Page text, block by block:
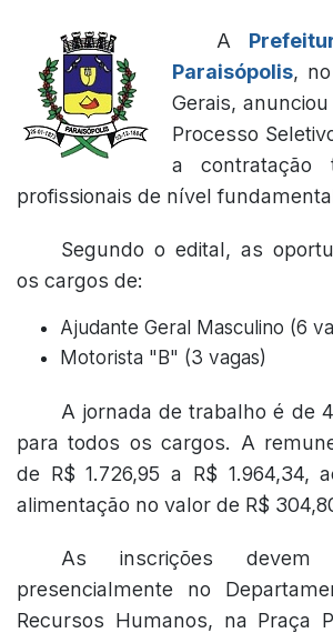
A
Paraisópolis,
Gerais,
Processo
a contratação
profissionais de nível
Segundo o edital, as
os cargos de:
Ajudante Geral Masculino (6
Motorista "B" (3 vagas)
A jornada de trabalho é de
para todos os cargos. A
de R$ 1.726,95 a R$ 1.964,34,
alimentação no valor de R$
As inscrições devem
presencialmente no
Recursos Humanos, na Praça